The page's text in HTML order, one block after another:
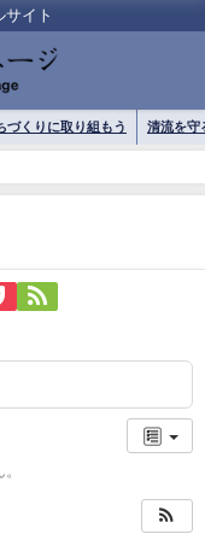
サイト
づくりに取り組もう 清流を守